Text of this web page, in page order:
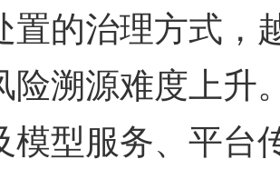
置的治理方式，
险溯源难度上升
模型服务、平台